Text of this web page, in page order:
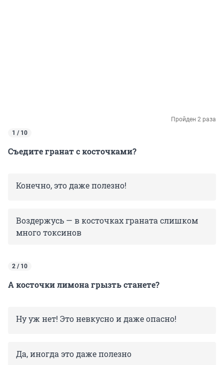
Пройден 2 раза
1 / 10
Съедите гранат с косточками?
Конечно, это даже полезно!
Воздержусь — в косточках граната слишком
много токсинов
2 / 10
А косточки лимона грызть станете?
Ну уж нет! Это невкусно и даже опасно!
Да, иногда это даже полезно